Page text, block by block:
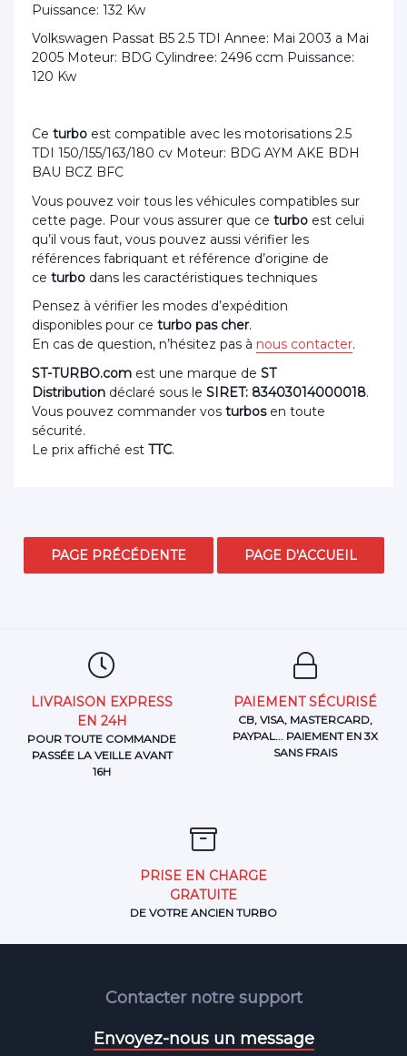
Puissance: 132 Kw
Volkswagen Passat B5 2.5 TDI Annee: Mai 2003 a Mai
2005 Moteur: BDG Cylindree: 2496 ccm Puissance:
120 Kw
Ce turbo est compatible avec les motorisations 2.5
TDI 150/155/163/180 cv Moteur: BDG AYM AKE BDH
BAU BCZ BFC
Vous pouvez voir tous les véhicules compatibles sur
cette page. Pour vous assurer que ce turbo est celui
qu’il vous faut, vous pouvez aussi vérifier les
références fabriquant et référence d’origine de
ce turbo dans les caractéristiques techniques
Pensez à vérifier les modes d’expédition
disponibles pour ce turbo pas cher.
En cas de question, n’hésitez pas à nous contacter.
ST-TURBO.com est une marque de ST
Distribution déclaré sous le SIRET: 83403014000018.
Vous pouvez commander vos turbosen toute
sécurité.
Le prix affiché est TTC.
LIVRAISON EXPRESS
EN 24H
POUR TOUTE COMMANDE
PASSÉE LA VEILLE AVANT
16H
PAIEMENT SÉCURISÉ
CB, VISA, MASTERCARD,
PAYPAL... PAIEMENT EN 3X
SANS FRAIS
PRISE EN CHARGE
GRATUITE
DE VOTRE ANCIEN TURBO
Contacter notre support
Envoyez-nous un message